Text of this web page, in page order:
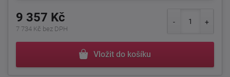
9 357 Kč
7 734 Kč bez DPH
Vložit do košíku